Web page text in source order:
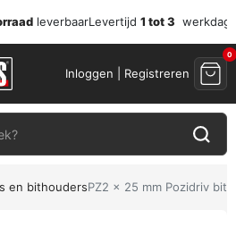
leverbaarLevertijd 1 tot 3
Inloggen | Registreren
0
en bithoudersPZ2 x 25 mm Pozidriv